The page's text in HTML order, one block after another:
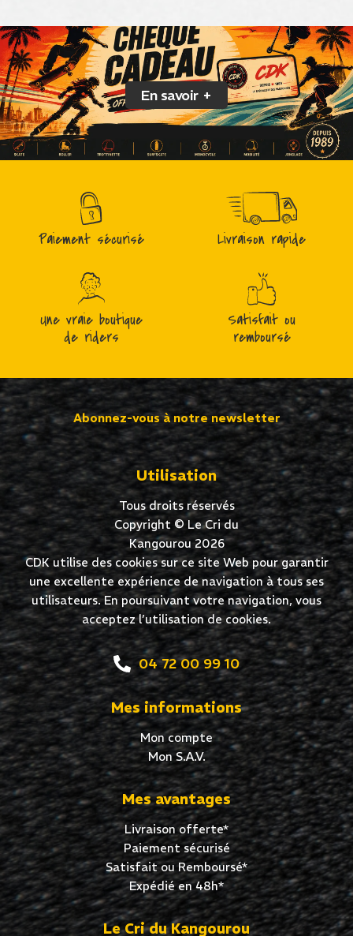
En savoir +
Paiement sécurisé Livraison rapide
Une vraie boutique
de riders
Satisfait ou
remboursé
Abonnez-vous à notre newsletter
Utilisation
Tous droits réservés
Copyright © Le Cri du
Kangourou 2026
CDK utilise des cookies sur ce site Web pour garantir
une excellente expérience de navigation à tous ses
utilisateurs. En poursuivant votre navigation, vous
acceptez l’utilisation de cookies.
04 72 00 99 10
Mes informations
Mon compte
Mon S.A.V.
Mes avantages
Livraison offerte*
Paiement sécurisé
Satisfait ou Remboursé*
Expédié en 48h*
Le Cri du Kangourou